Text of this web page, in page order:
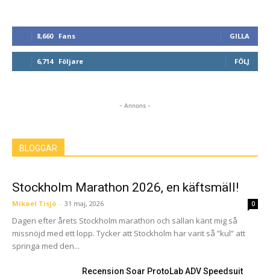
8,660 Fans GILLA
6,714 Följare FÖLJ
- Annons -
BLOGGAR
Stockholm Marathon 2026, en käftsmäll!
Mikael Tisjö - 31 maj, 2026 0
Dagen efter årets Stockholm marathon och sällan känt mig så
missnöjd med ett lopp. Tycker att Stockholm har varit så ”kul” att
springa med den...
Recension Soar ProtoLab ADV Speedsuit